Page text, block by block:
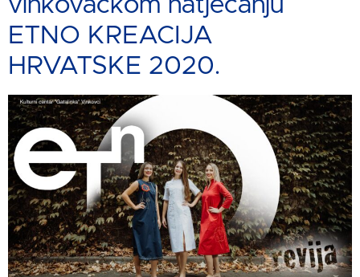
vinkovačkom natjecanju
ETNO KREACIJA
HRVATSKE 2020.